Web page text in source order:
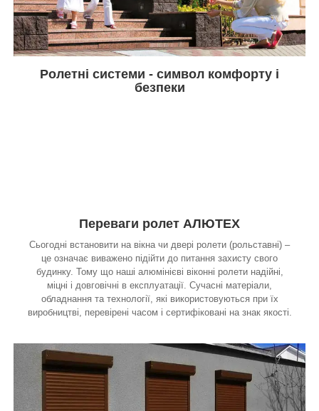
Ролетні системи - символ комфорту і
безпеки
Переваги ролет АЛЮТЕХ
Сьогодні встановити на вікна чи двері ролети (рольставні) –
це означає виважено підійти до питання захисту свого
будинку. Тому що наші алюмінієві віконні ролети надійні,
міцні і довговічні в експлуатації. Сучасні матеріали,
обладнання та технології, які використовуються при їх
виробництві, перевірені часом і сертифіковані на знак якості.